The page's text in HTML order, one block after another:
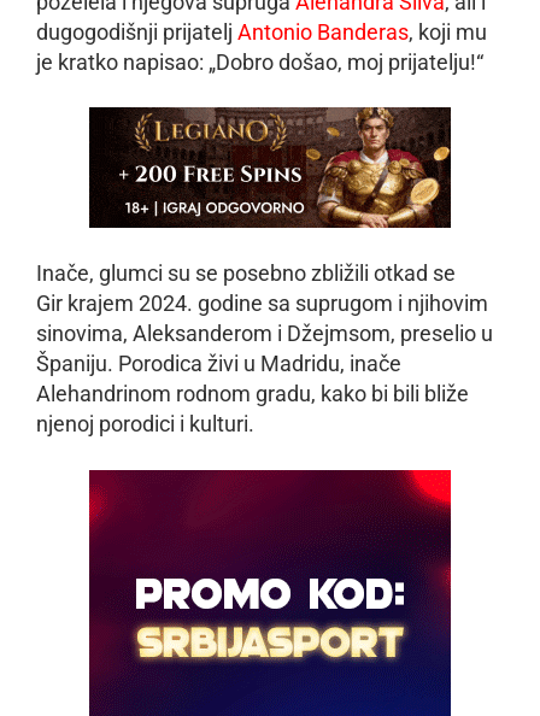
dugogodišnji prijatelj Antonio Banderas, koji mu
je kratko napisao: „Dobro došao, moj prijatelju!“
Inače, glumci su se posebno zbližili otkad se
Gir krajem 2024. godine sa suprugom i njihovim
sinovima, Aleksanderom i Džejmsom, preselio u
Španiju. Porodica živi u Madridu, inače
Alehandrinom rodnom gradu, kako bi bili bliže
njenoj porodici i kulturi.